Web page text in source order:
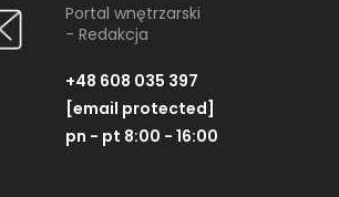
Portal wnętrzarski
- Redakcja
+48 608 035 397
[email protected]
pn - pt 8:00 - 16:00